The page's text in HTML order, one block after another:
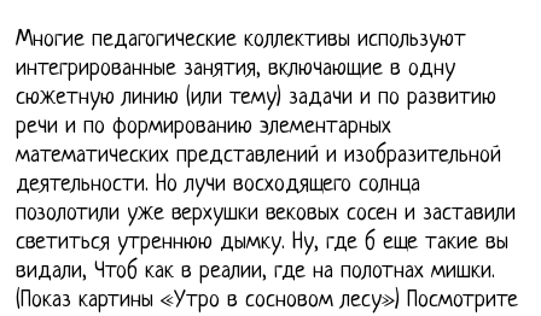
Многие педагогические коллективы используют
интегрированные занятия, включающие в одну
сюжетную линию (или тему) задачи и по развитию
речи и по формированию элементарных
математических представлений и изобразительной
деятельности. Но лучи восходящего солнца
позолотили уже верхушки вековых сосен и заставили
светиться утреннюю дымку. Ну, где б еще такие вы
видали, Чтоб как в реалии, где на полотнах мишки.
(Показ картины «Утро в сосновом лесу») Посмотрите